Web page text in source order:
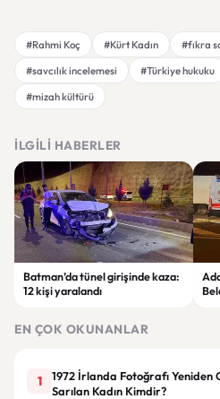
#Rahmi Koç #Kürt Kadın
#fıkra
#savcılık incelemesi
#Türkiye hukuku
#mizah kültürü
İLGILI HABERLER
Batman’da tünel girişinde kaza:
12 kişi yaralandı
EN ÇOK OKUNANLAR
1
1972 İrlanda Fotoğrafı Yeniden
Sarılan Kadın Kimdir?